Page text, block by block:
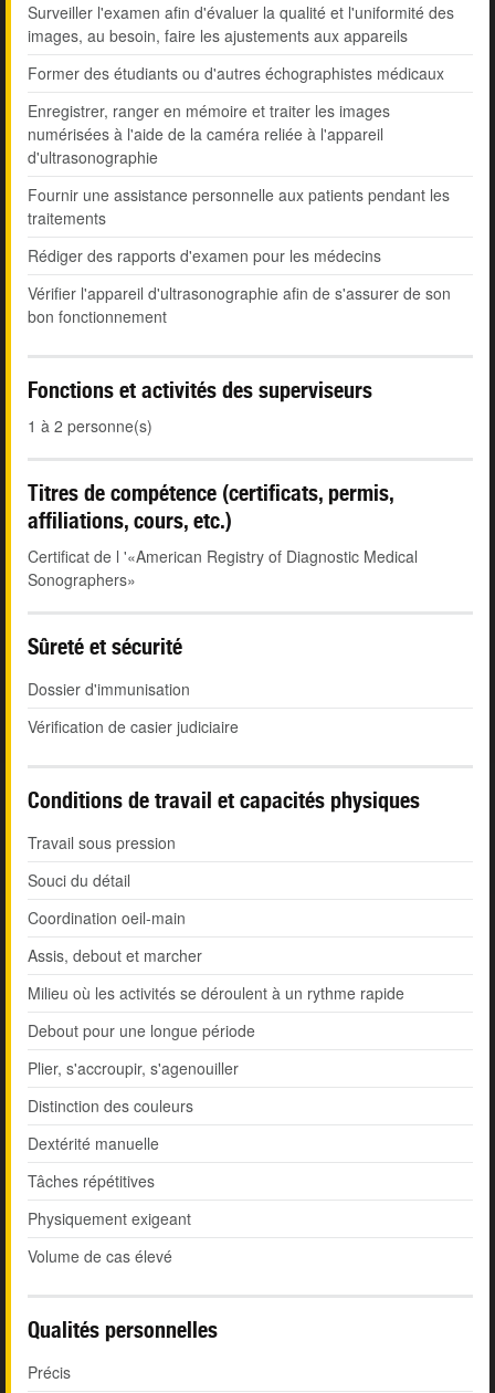
Surveiller l'examen afin d'évaluer la qualité et l'uniformité des
images, au besoin, faire les ajustements aux appareils
Former des étudiants ou d'autres échographistes médicaux
Enregistrer, ranger en mémoire et traiter les images
numérisées à l'aide de la caméra reliée à l'appareil
d'ultrasonographie
Fournir une assistance personnelle aux patients pendant les
traitements
Rédiger des rapports d'examen pour les médecins
Vérifier l'appareil d'ultrasonographie afin de s'assurer de son
bon fonctionnement
Fonctions et activités des superviseurs
1 à 2 personne(s)
Titres de compétence (certificats, permis,
affiliations, cours, etc.)
Certificat de l '«American Registry of Diagnostic Medical
Sonographers»
Sûreté et sécurité
Dossier d'immunisation
Vérification de casier judiciaire
Conditions de travail et capacités physiques
Travail sous pression
Souci du détail
Coordination oeil-main
Assis, debout et marcher
Milieu où les activités se déroulent à un rythme rapide
Debout pour une longue période
Plier, s'accroupir, s'agenouiller
Distinction des couleurs
Dextérité manuelle
Tâches répétitives
Physiquement exigeant
Volume de cas élevé
Qualités personnelles
Précis